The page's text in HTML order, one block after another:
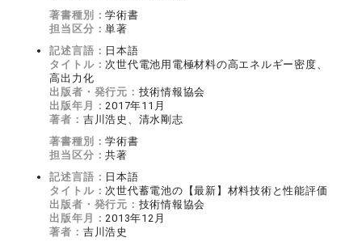
著書種別：学術書
担当区分：単著
記述言語： 日本語
タイトル：次世代電池用電極材料の高エネルギー密度、
高出力化
出版者・発行元： 技術情報協会
出版年月： 2017年11月
著者： 吉川浩史、清水剛志
著書種別：学術書
担当区分：共著
記述言語： 日本語
タイトル：次世代蓄電池の【最新】材料技術と性能評価
出版者・発行元： 技術情報協会
出版年月： 2013年12月
著者： 吉川浩史